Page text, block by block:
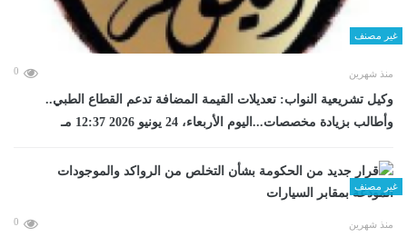
غير مصنف
منذ شهرين 0
وكيل تشريعية النواب: تعديلات القيمة المضافة تدعم القطاع الطبي..
وأطالب بزيادة مخصصات...اليوم الأربعاء، 24 يونيو 2026 12:37 مـ
غير مصنف
منذ شهرين 0